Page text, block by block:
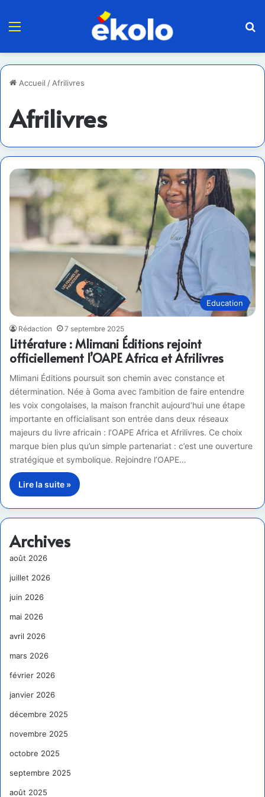
Menu
Accueil / Afrilivres
Afrilivres
Education
Rédaction 7 septembre 2025
Littérature : Mlimani Éditions rejoint
officiellement l’OAPE Africa et Afrilivres
Mlimani Éditions poursuit son chemin avec constance et
détermination. Née à Goma avec l’ambition de faire entendre
les voix congolaises, la maison franchit aujourd’hui une étape
importante en officialisant son entrée dans deux réseaux
majeurs du livre africain : l’OAPE Africa et Afrilivres. Ce choix
marque bien plus qu’un simple partenariat : c’est une ouverture
stratégique et symbolique. Rejoindre l’OAPE…
Lire la suite »
Archives
août 2026
juillet 2026
juin 2026
mai 2026
avril 2026
mars 2026
février 2026
janvier 2026
décembre 2025
novembre 2025
octobre 2025
septembre 2025
août 2025